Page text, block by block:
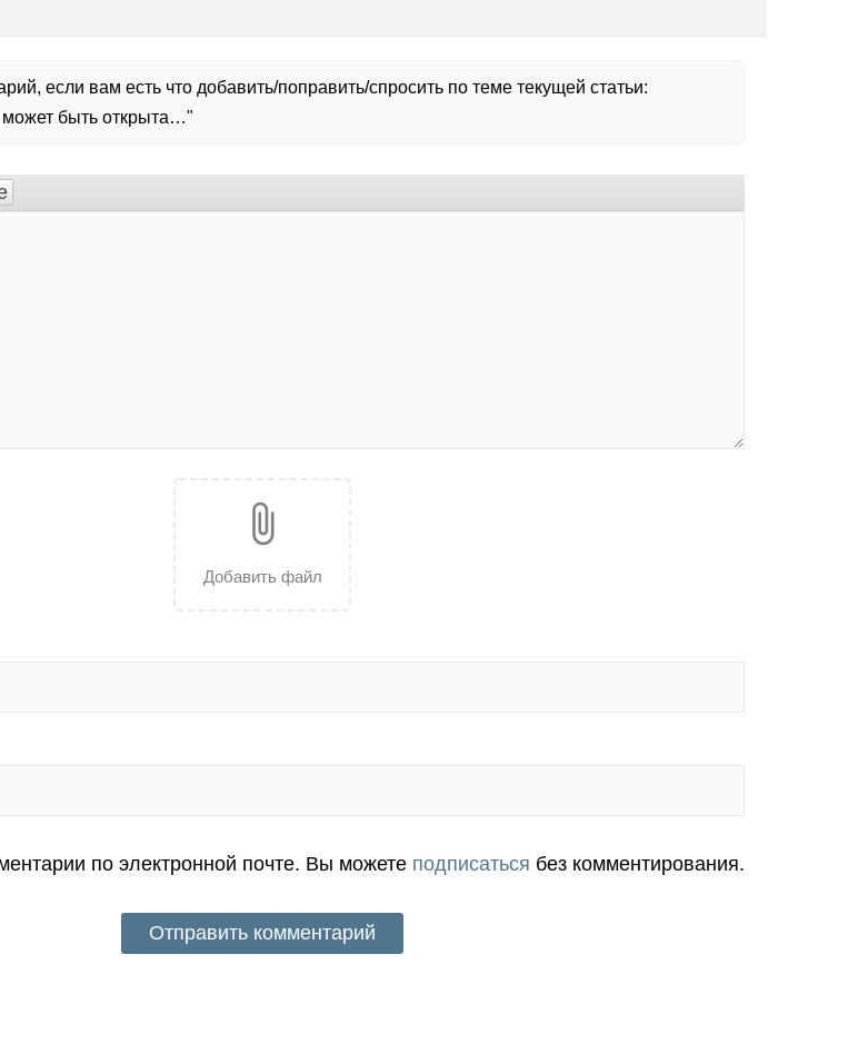
если вам есть что добавить/поправить/спросить по теме текущей статьи:
быть открыта…"
attach_file
Добавить файл
по электронной почте. Вы можете подписаться без комментирования.